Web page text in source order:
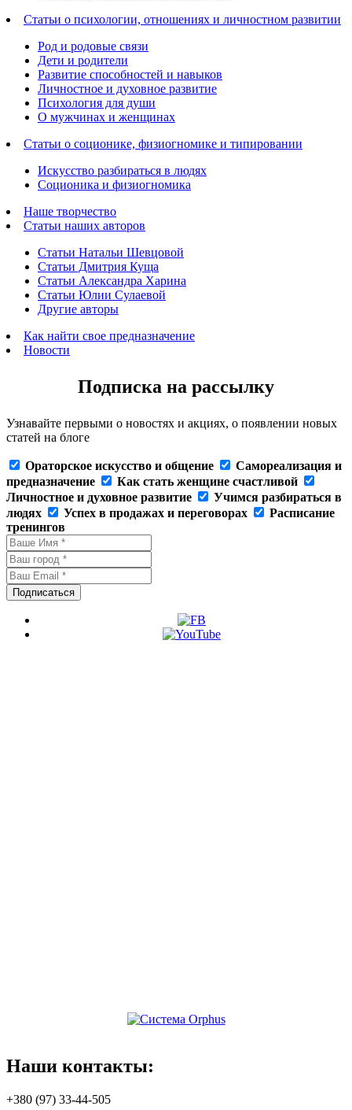
Статьи о психологии, отношениях и личностном развитии
Род и родовые связи
Дети и родители
Развитие способностей и навыков
Личностное и духовное развитие
Психология для души
О мужчинах и женщинах
Статьи о соционике, физиогномике и типировании
Искусство разбираться в людях
Соционика и физиогномика
Наше творчество
Статьи наших авторов
Статьи Натальи Шевцовой
Статьи Дмитрия Куща
Статьи Александра Харина
Статьи Юлии Сулаевой
Другие авторы
Как найти свое предназначение
Новости
Подписка на рассылку
Узнавайте первыми о новостях и акциях, о появлении новых
статей на блоге
Ораторское искусство и общение
Самореализация и
предназначение
Как стать женщине счастливой
Личностное и духовное развитие
Учимся разбираться в
людях
Успех в продажах и переговорах
Расписание
тренингов
Наши контакты:
+380 (97) 33-44-505